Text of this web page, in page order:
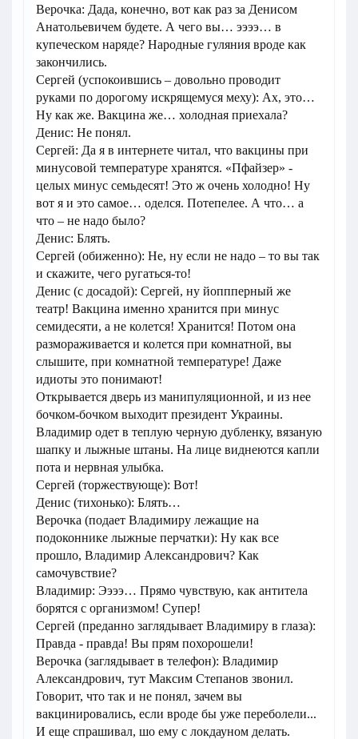
Верочка: Дада, конечно, вот как раз за Денисом
Анатольевичем будете. А чего вы… ээээ… в
купеческом наряде? Народные гуляния вроде как
закончились.
Сергей (успокоившись – довольно проводит
руками по дорогому искрящемуся меху): Ах, это…
Ну как же. Вакцина же… холодная приехала?
Денис: Не понял.
Сергей: Да я в интернете читал, что вакцины при
минусовой температуре хранятся. «Пфайзер» -
целых минус семьдесят! Это ж очень холодно! Ну
вот я и это самое… оделся. Потепелее. А что… а
что – не надо было?
Денис: Блять.
Сергей (обиженно): Не, ну если не надо – то вы так
и скажите, чего ругаться-то!
Денис (с досадой): Сергей, ну йоппперный же
театр! Вакцина именно хранится при минус
семидесяти, а не колется! Хранится! Потом она
размораживается и колется при комнатной, вы
слышите, при комнатной температуре! Даже
идиоты это понимают!
Открывается дверь из манипуляционной, и из нее
бочком-бочком выходит президент Украины.
Владимир одет в теплую черную дубленку, вязаную
шапку и лыжные штаны. На лице виднеются капли
пота и нервная улыбка.
Сергей (торжествующе): Вот!
Денис (тихонько): Блять…
Верочка (подает Владимиру лежащие на
подоконнике лыжные перчатки): Ну как все
прошло, Владимир Александрович? Как
самочувствие?
Владимир: Ээээ… Прямо чувствую, как антитела
борятся с организмом! Супер!
Сергей (преданно заглядывает Владимиру в глаза):
Правда - правда! Вы прям похорошели!
Верочка (заглядывает в телефон): Владимир
Александрович, тут Максим Степанов звонил.
Говорит, что так и не понял, зачем вы
вакцинировались, если вроде бы уже переболели...
И еще спрашивал, шо ему с локдауном делать.